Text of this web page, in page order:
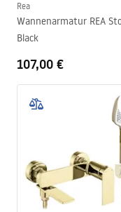
Rea
Wannenarmatur REA Storm
Black
107,00 €